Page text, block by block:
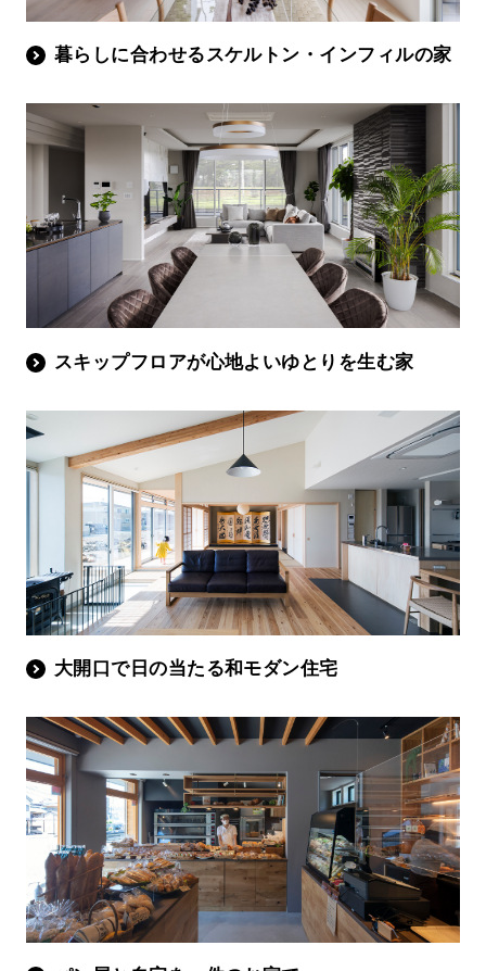
暮らしに合わせるスケルトン・インフィルの家
スキップフロアが心地よいゆとりを生む家
大開口で日の当たる和モダン住宅